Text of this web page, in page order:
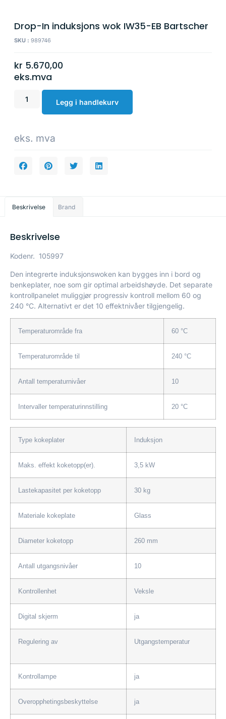
Drop-In induksjons wok IW35-EB Bartscher
SKU : 989746
kr 5.670,00
eks.mva
Legg i handlekurv
eks. mva
Beskrivelse Brand
Beskrivelse
Kodenr. 105997
Den integrerte induksjonswoken kan bygges inn i bord og
benkeplater, noe som gir optimal arbeidshøyde. Det separate
kontrollpanelet muliggjør progressiv kontroll mellom 60 og
240 °C. Alternativt er det 10 effektnivåer tilgjengelig.
Temperaturområde fra 60 °C
Temperaturområde til 240 °C
Antall temperaturnivåer 10
Intervaller temperaturinnstilling 20 °C
Type kokeplater Induksjon
Maks. effekt koketopp(er). 3,5 kW
Lastekapasitet per koketopp 30 kg
Materiale kokeplate Glass
Diameter koketopp 260 mm
Antall utgangsnivåer 10
Kontrollenhet Veksle
Digital skjerm ja
Regulering av
Utgangstemperatur
Kontrollampe ja
Overopphetingsbeskyttelse ja